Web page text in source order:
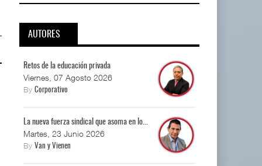
restricciones para trip ...
restricciones para trip ...
AUTORES
Retos de la educación privada
Viernes, 07 Agosto 2026
By Corporativo
La nueva fuerza sindical que asoma en lo...
Martes, 23 Junio 2026
By Van y Vienen